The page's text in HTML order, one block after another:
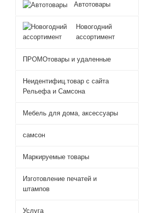
Автотовары
Новогодний
ассортимент
ПРОМОтовары и удаленные
Неидентифиц.товар с сайта
Рельефа и Самсона
Мебель для дома, аксессуары
самсон
Маркируемые товары
Изготовление печатей и
штампов
Услуга